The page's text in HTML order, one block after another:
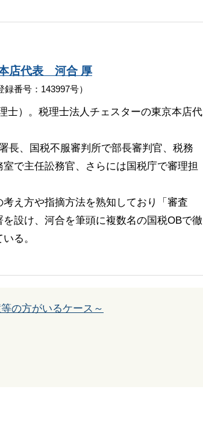
店代表 河合 厚
録番号：143997号）
士）。税理士法人チェスターの東京本店代
長、国税不服審判所で部長審判官、税務
で主任訟務官、さらには国税庁で審理担
え方や指摘方法を熟知しており「審査
設け、河合を筆頭に複数名の国税OBで徹
る。
の方がいるケース～